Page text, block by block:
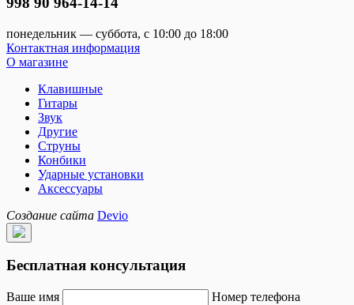
понедельник — суббота, с 10:00 до 18:00
Контактная информация
О магазине
Клавишные
Гитары
Звук
Другие
Струны
Конбики
Ударные установки
Аксессуары
Создание сайта Devio
Бесплатная консультация
Ваше имя Номер телефона